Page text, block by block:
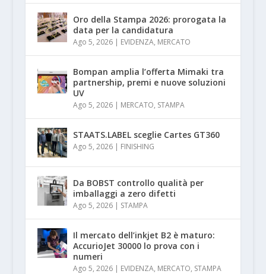
Oro della Stampa 2026: prorogata la
data per la candidatura
Ago 5, 2026| EVIDENZA, MERCATO
Bompan amplia l’offerta Mimaki tra
partnership, premi e nuove soluzioni
UV
Ago 5, 2026| MERCATO, STAMPA
STAATS.LABEL sceglie Cartes GT360
Ago 5, 2026| FINISHING
Da BOBST controllo qualità per
imballaggi a zero difetti
Ago 5, 2026| STAMPA
Il mercato dell’inkjet B2 è maturo:
AccurioJet 30000 lo prova con i
numeri
Ago 5, 2026| EVIDENZA, MERCATO, STAMPA